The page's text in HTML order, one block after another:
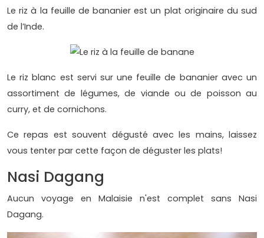
Le riz à la feuille de bananier est un plat originaire du sud
de l’Inde.
Le riz blanc est servi sur une feuille de bananier avec un
assortiment de légumes, de viande ou de poisson au
curry, et de cornichons.
Ce repas est souvent dégusté avec les mains, laissez
vous tenter par cette façon de déguster les plats!
Nasi Dagang
Aucun voyage en Malaisie n'est complet sans Nasi
Dagang.